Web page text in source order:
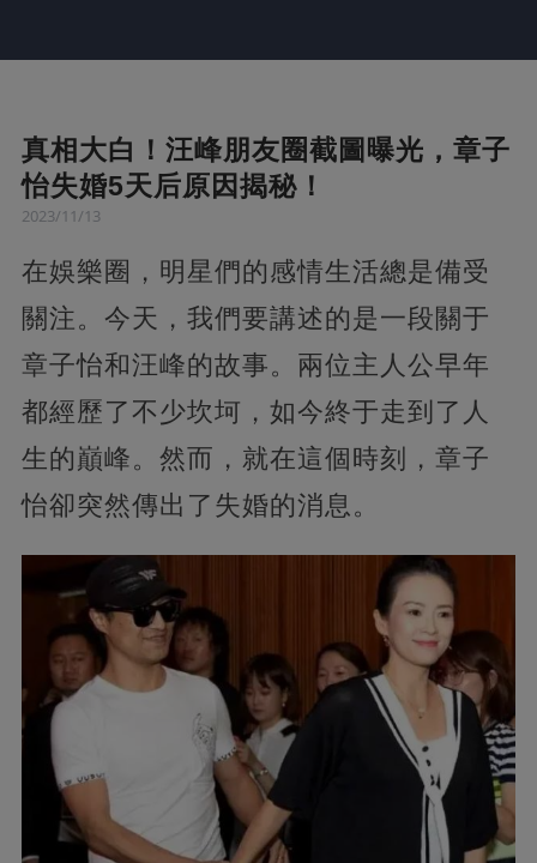
真相大白！汪峰朋友圈截圖曝光，章子
怡失婚5天后原因揭秘！
2023/11/13
在娛樂圈，明星們的感情生活總是備受
關注。今天，我們要講述的是一段關于
章子怡和汪峰的故事。兩位主人公早年
都經歷了不少坎坷，如今終于走到了人
生的巔峰。然而，就在這個時刻，章子
怡卻突然傳出了失婚的消息。